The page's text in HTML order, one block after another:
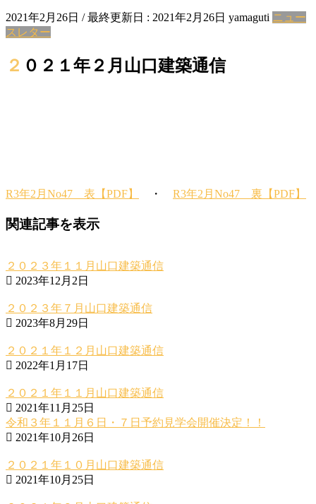
2021年2月26日 / 最終更新日 : 2021年2月26日 yamaguti ニュー
スレター
２０２１年２月山口建築通信
R3年2月No47 表【PDF】 ・ R3年2月No47 裏【PDF】
関連記事を表示
２０２３年１１月山口建築通信
2023年12月2日
２０２３年７月山口建築通信
2023年8月29日
２０２１年１２月山口建築通信
2022年1月17日
２０２１年１１月山口建築通信
2021年11月25日
令和３年１１月６日・７日予約見学会開催決定！！
2021年10月26日
２０２１年１０月山口建築通信
2021年10月25日